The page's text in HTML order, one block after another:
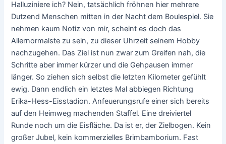
Halluziniere ich? Nein, tatsächlich fröhnen hier mehrere
Dutzend Menschen mitten in der Nacht dem Boulespiel. Sie
nehmen kaum Notiz von mir, scheint es doch das
Allernormalste zu sein, zu dieser Uhrzeit seinem Hobby
nachzugehen. Das Ziel ist nun zwar zum Greifen nah, die
Schritte aber immer kürzer und die Gehpausen immer
länger. So ziehen sich selbst die letzten Kilometer gefühlt
ewig. Dann endlich ein letztes Mal abbiegen Richtung
Erika-Hess-Eisstadion. Anfeuerungsrufe einer sich bereits
auf den Heimweg machenden Staffel. Eine dreiviertel
Runde noch um die Eisfläche. Da ist er, der Zielbogen. Kein
großer Jubel, kein kommerzielles Brimbamborium. Fast